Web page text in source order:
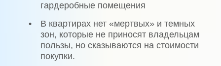
гардеробные помещения
•
В квартирах нет «мертвых» и темных
зон, которые не приносят владельцам
пользы, но сказываются на стоимости
покупки.